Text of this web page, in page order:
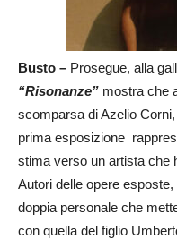
Busto – Prosegue, alla
“Risonanze” mostra che
scomparsa di Azelio
prima esposizione
stima verso un artista che
Autori delle opere esposte,
doppia personale che
con quella del figlio